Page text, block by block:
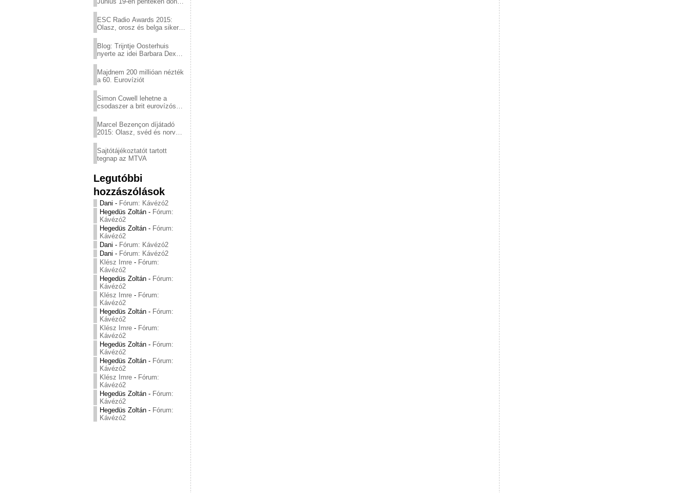
ESC Radio Awards 2015:
Olasz, orosz és belga siker,
Blog: Trijntje Oosterhuis
nyerte az idei Barbara Dex
Majdnem 200 millióan nézték
a 60. Eurovíziót
Simon Cowell lehetne a
csodaszer a brit eurovízós
Marcel Bezençon díjátadó
2015: Olasz, svéd és norvég
Sajtótájékoztatót tartott
tegnap az MTVA
Legutóbbi
hozzászólások
Dani - Fórum: Kávézó2
Hegedüs Zoltán - Fórum:
Kávézó2
Hegedüs Zoltán - Fórum:
Kávézó2
Dani - Fórum: Kávézó2
Dani - Fórum: Kávézó2
Klész Imre - Fórum:
Kávézó2
Hegedüs Zoltán - Fórum:
Kávézó2
Klész Imre - Fórum:
Kávézó2
Hegedüs Zoltán - Fórum:
Kávézó2
Klész Imre - Fórum:
Kávézó2
Hegedüs Zoltán - Fórum:
Kávézó2
Hegedüs Zoltán - Fórum:
Kávézó2
Klész Imre - Fórum:
Kávézó2
Hegedüs Zoltán - Fórum:
Kávézó2
Hegedüs Zoltán - Fórum:
Kávézó2